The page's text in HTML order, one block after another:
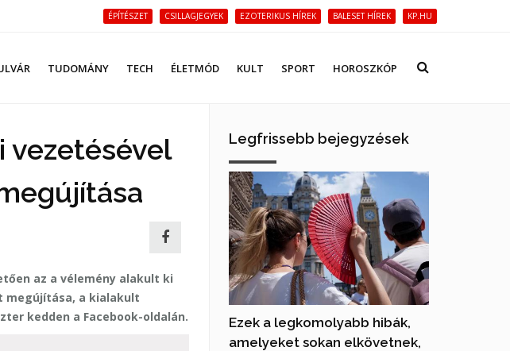
ÉPÍTÉSZET CSILLAGJEGYEK EZOTERIKUS HÍREK BALESET HÍREK KP.HU
TUDOMÁNY TECH ÉLETMÓD KULT SPORT HOROSZKÓP
vezetésével
az a vélemény alakult ki
megújítása, a kialakult
kedden a Facebook-oldalán.
Legfrissebb bejegyzések
Ezek a legkomolyabb hibák,
amelyeket sokan elkövetnek,